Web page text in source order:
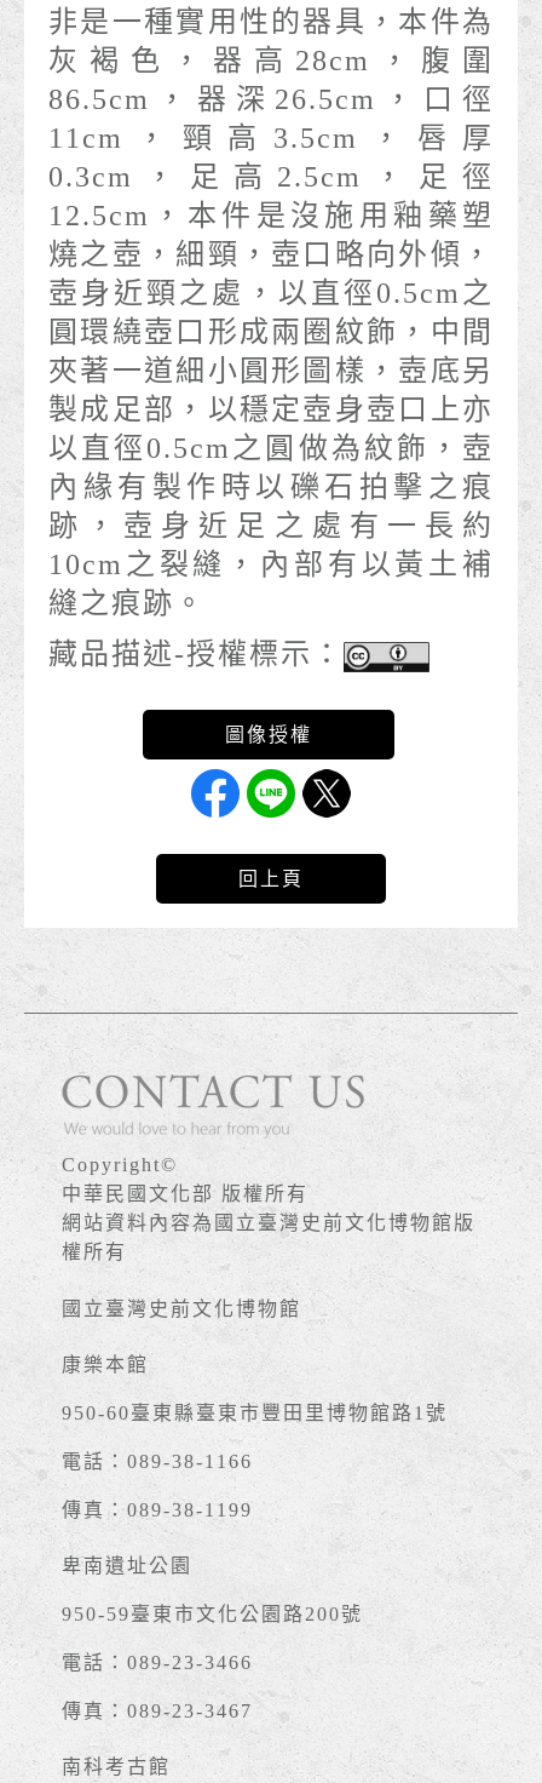
非是一種實用性的器具，本件為
灰褐色，器高28cm，腹圍
86.5cm，器深26.5cm，口徑
11cm，頸高3.5cm，唇厚
0.3cm，足高2.5cm，足徑
12.5cm，本件是沒施用釉藥塑
燒之壺，細頸，壺口略向外傾，
壺身近頸之處，以直徑0.5cm之
圓環繞壺口形成兩圈紋飾，中間
夾著一道細小圓形圖樣，壺底另
製成足部，以穩定壺身壺口上亦
以直徑0.5cm之圓做為紋飾，壺
內緣有製作時以礫石拍擊之痕
跡，壺身近足之處有一長約
10cm之裂縫，內部有以黃土補
縫之痕跡。
藏品描述-授權標示：
回上頁
Copyright©
中華民國文化部 版權所有
網站資料內容為國立臺灣史前文化博物館版
權所有
國立臺灣史前文化博物館
康樂本館
950-60臺東縣臺東市豐田里博物館路1號
電話：089-38-1166
傳真：089-38-1199
卑南遺址公園
950-59臺東市文化公園路200號
電話：089-23-3466
傳真：089-23-3467
南科考古館